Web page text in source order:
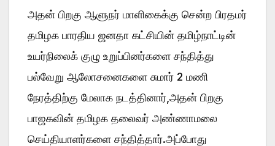
அதன் பிறகு ஆளுநர் மாளிகைக்கு சென்ற பிரதமர்
தமிழக பாரதிய ஜனதா கட்சியின் தமிழ்நாட்டின்
உயர்நிலைக் குழு உறுப்பினர்களை சந்தித்து
பல்வேறு ஆலோசனைகளை சுமார் 2 மணி
நேரத்திற்கு மேலாக நடத்தினார்,அதன் பிறகு
பாஜகவின் தமிழக தலைவர் அண்ணாமலை
செய்தியாளர்களை சந்தித்தார்.அப்போது